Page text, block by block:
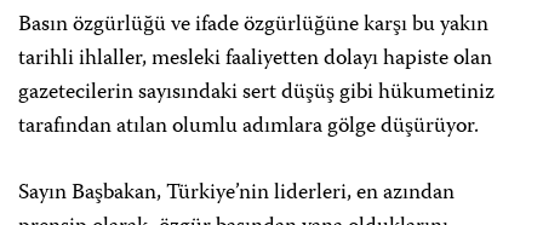
Basın özgürlüğü ve ifade özgürlüğüne karşı bu yakın
tarihli ihlaller, mesleki faaliyetten dolayı hapiste olan
gazetecilerin sayısındaki sert düşüş gibi hükumetiniz
tarafından atılan olumlu adımlara gölge düşürüyor.
Sayın Başbakan, Türkiye’nin liderleri, en azından